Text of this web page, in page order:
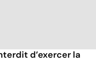
d’exercer la